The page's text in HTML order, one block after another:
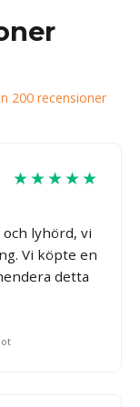
200 recensioner
★★★★★
lyhörd, vi
Vi köpte en
detta